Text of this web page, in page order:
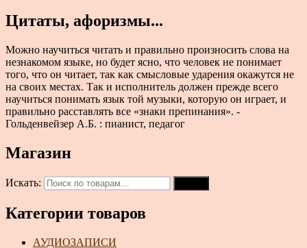
Цитаты, афоризмы...
Можно научиться читать и правильно произносить слова на
незнакомом языке, но будет ясно, что человек не понимает
того, что он читает, так как смысловые ударения окажутся не
на своих местах. Так и исполнитель должен прежде всего
научиться понимать язык той музыки, которую он играет, и
правильно расставлять все «знаки препинания». -
Гольденвейзер А.Б. : пианист, педагог
Магазин
Искать:
Категории товаров
АУДИОЗАПИСИ